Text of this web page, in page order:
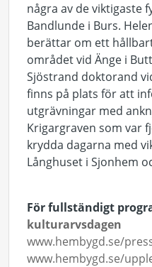
några av de viktigaste
Bandlunde i Burs.
berättar om ett
området vid Änge i
Sjöstrand doktorand
finns på plats för att
utgrävningar med
Krigargraven som var
krydda dagarna med
Långhuset i Sjonhem
För fullständigt
kulturarvsdagen
www.hembygd.se/
www.hembygd.se/